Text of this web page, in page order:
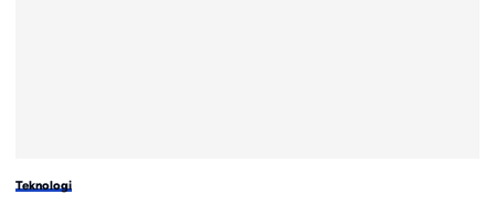
Teknologi